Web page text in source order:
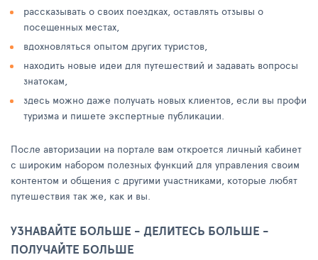
рассказывать о своих поездках, оставлять отзывы о
посещенных местах,
вдохновляться опытом других туристов,
находить новые идеи для путешествий и задавать вопросы
знатокам,
здесь можно даже получать новых клиентов, если вы профи
туризма и пишете экспертные публикации.
После авторизации на портале вам откроется личный кабинет
с широким набором полезных функций для управления своим
контентом и общения с другими участниками, которые любят
путешествия так же, как и вы.
УЗНАВАЙТЕ БОЛЬШЕ - ДЕЛИТЕСЬ БОЛЬШЕ -
ПОЛУЧАЙТЕ БОЛЬШЕ